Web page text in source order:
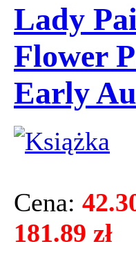
Lady
Flower
Early
Cena:
181.89 zł